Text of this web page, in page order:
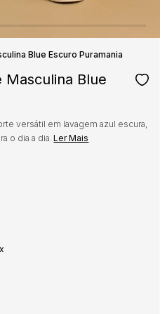
Blue Escuro Puramania
Masculina Blue
versátil em lavagem azul escura,
o dia a dia.Ler Mais